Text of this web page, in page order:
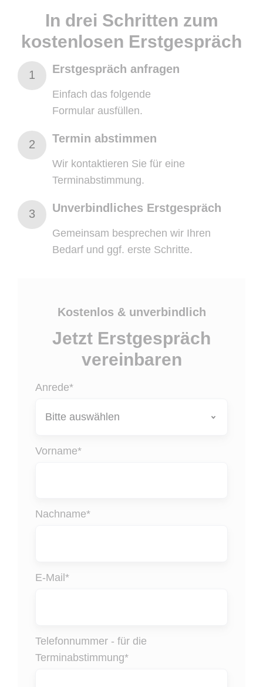
In drei Schritten zum
kostenlosen Erstgespräch
1 Erstgespräch anfragen
Einfach das folgende
Formular ausfüllen.
Erstgespräch
anfragen
2 Termin abstimmen
Wir kontaktieren Sie für eine
Terminabstimmung.
Termin
abstimmen
3 Unverbindliches Erstgespräch
Gemeinsam besprechen wir Ihren
Bedarf und ggf. erste Schritte.
Unverbindliches
Erstgespräch
Kostenlos & unverbindlich
Jetzt Erstgespräch
vereinbaren
Anrede*
Vorname*
Nachname*
E-Mail *
Telefonnummer - für die
Terminabstimmung*